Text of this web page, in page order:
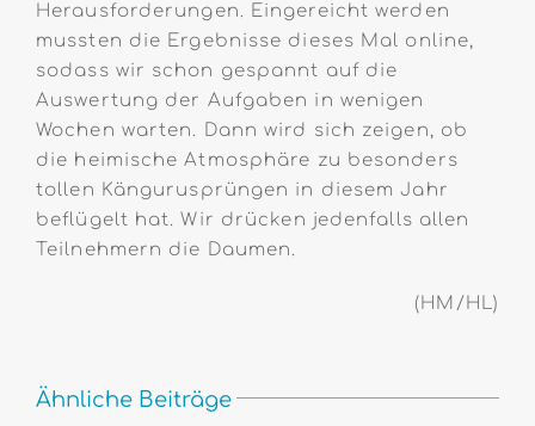
Herausforderungen. Eingereicht werden
mussten die Ergebnisse dieses Mal online,
sodass wir schon gespannt auf die
Auswertung der Aufgaben in wenigen
Wochen warten. Dann wird sich zeigen, ob
die heimische Atmosphäre zu besonders
tollen Kängurusprüngen in diesem Jahr
beflügelt hat. Wir drücken jedenfalls allen
Teilnehmern die Daumen.
(HM/HL)
Ähnliche Beiträge